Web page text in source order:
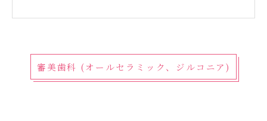
審美歯科 (オールセラミック、ジルコニア)